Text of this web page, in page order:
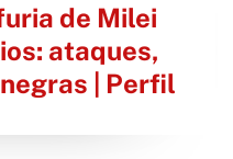
de Milei
ataques,
| Perfil